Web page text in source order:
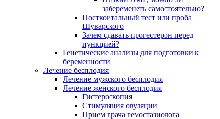
забеременеть самостоятельно?
Посткоитальный тест или проба
Шуварского
Зачем сдавать прогестерон перед
пункцией?
Генетические анализы для подготовки к
беременности
Лечение бесплодия
Лечение мужского бесплодия
Лечение женского бесплодия
Гистероскопия
Стимуляция овуляции
Прием врача гемостазиолога